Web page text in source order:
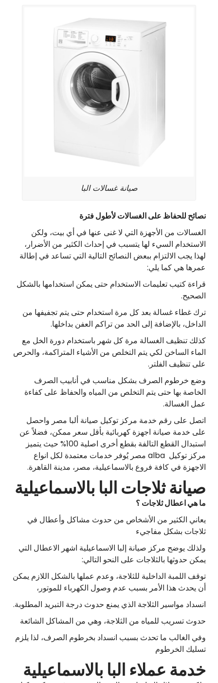
صيانة غسالات البا
نصائح للحفاظ على الغسالات لأطول فترة
الغسالات من الأجهزة التي لا غنى عنها في أي بيت، ولكن
الاستخدام السيء لها يتسبب في إحداث الكثير من الأضرار،
لهذا يجب الالتزام ببعض النصائح التالية التي تساعد في إطالة
عمرها هي كما يلي:
قراءة كتيب تعليمات الاستخدام حتى يمكن استخدامها بالشكل
الصحيح.
ترك غطاء غسالة بعد كل مرة استخدام حتى يتم تجفيفها من
الداخل، بالإضافة إلى الحد من تراكم العفن بداخلها.
كذلك تنظيف الغسالة مرة كل شهر باستخدام دورة الخل مع
الماء الساخن لكي يتم التخلص من الأشياء المتراكمة، والحرص
على تنظيف الفلتر.
وضع خرطوم الصرف بشكل مناسب في أنابيب الصرف
الخاصة بها حتى يتم التخلص من المياه والحفاظ على كفاءة
عمل الغسالة.
اتصل على رقم خدمة مركز توكيل صيانة ألبا مصر واحصل
على خدمة صيانة اجهزة كهربائية بأقل سعر ممكن، فضلاً عن
استبدال القطع التالفة بقطع أخرى اصلية 100% حيث يتميز
مركز توكيل alba مصر يُوفر خدمات معتمدة لكل انواع
الاجهزة في كافة فروع بالاسماعيلية، مصر، مدينة القاهرة.
صيانة ثلاجات البا بالاسماعيلية
ما هي اعطال ثلاجات ؟
يعاني الكثير من الأشخاص من حدوث مشاكل وأعطال في
ثلاجات بشكل مفاجيء
ولذلك يوضح مركز صيانة إلبا الاسماعيلية اشهر الاعطال التي
يمكن حدوثها بالثلاجات على النحو التالي:
توقف اللمبة الداخلية للثلاجة، وعدم عملها بالشكل اللازم يمكن
أن يحدث هذا الأمر بسبب عدم وصول الكهرباء للموتور،
انسداد مواسير الثلاجة الذي يمنع حدوث درجة التبريد المطلوبة.
حدوث تسريب للمياه من الثلاجة، وهي من المشاكل الشائعة
وفي الغالب ما تحدث بسبب انسداد بخرطوم الصرف، لذا يلزم
تسليك الخرطوم
خدمة عملاء البا بالاسماعيلية